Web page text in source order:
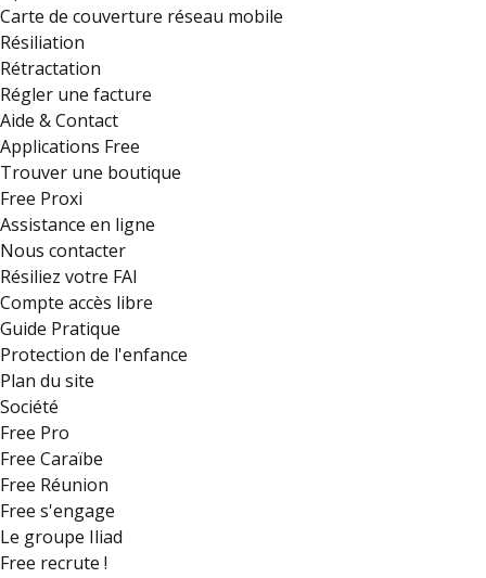
Carte de couverture réseau mobile
Résiliation
Rétractation
Régler une facture
Aide & Contact
Applications Free
Trouver une boutique
Free Proxi
Assistance en ligne
Nous contacter
Résiliez votre FAI
Compte accès libre
Guide Pratique
Protection de l'enfance
Plan du site
Société
Free Pro
Free Caraïbe
Free Réunion
Free s'engage
Le groupe Iliad
Free recrute !